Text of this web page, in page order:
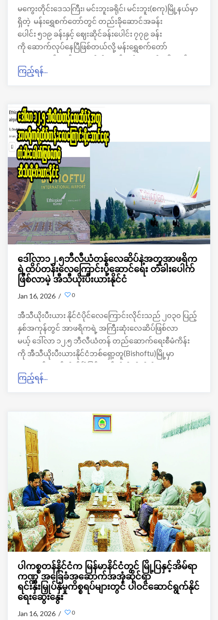
မကွေးတိုင်းဒေသကြီး၊ မင်းဘူးခရိုင်၊ မင်းဘူး(စကု)မြို့နယ်မှာ
ရှိတဲ့ မန်းရွှေစက်တော်တွင် တည်းခိုဆောင်အခန်း
ပေါင်း ၅၁၉ ခန်းနှင့် ဈေးဆိုင်ခန်းပေါင်း ၇၇၉ ခန်း
ကို ဆောက်လုပ်နေပြီဖြစ်တယ်လို့ မန်းရွှေစက်တော်
ကြည့်ရန်...
ဒေါ်လာ၁၂.၅ဘီလီယံတန်လေဆိပ်နဲ့အတူအာဖရိက
ရဲ့ထိပ်တန်းလေကြောင်းပို့ဆောင်ရေး တံခါးပေါက်
ဖြစ်လာမဲ့ အီသီယိုးပီးယားနိုင်ငံ
Jan 16, 2026 / 0
အီသီယိုးပီးယား နိုင်ငံပိုင်လေကြောင်းလိုင်းသည် ၂၀၃၀ ပြည့်
နှစ်အကုန်တွင် အာဖရိကရဲ့ အကြီးဆုံးလေဆိပ်ဖြစ်လာ
မယ့် ဒေါ်လာ ၁၂.၅ ဘီလီယံတန် တည်ဆောက်ရေးစီမံကိန်း
ကို အီသီယိုးပီးယားနိုင်ငံဘစ်ရှော့တူ(Bishoftu)မြို့မှာ
ဝန်ကြီးချုပ်ကဖွင့်ပွဲအခမ်းအနားတွင်ပြောကြားခဲ့တာပဲဖြစ်ပါ
ကြည့်ရန်...
ပါကစ္စတန်နိင်ငံက မြန်မာနိင်ငံတွင် မြို့ပြနှင့်အိမ်ရာ
ကဏ္ဍ အခြေခံအဆောက်အအုံဆိုင်ရာ
ရင်းနှီးမြှုပ်နှံမှုကိစ္စရပ်များတွင် ပါဝင်ဆောင်ရွက်နိုင်
ရေးဆွေးနွေး
Jan 16, 2026 / 0